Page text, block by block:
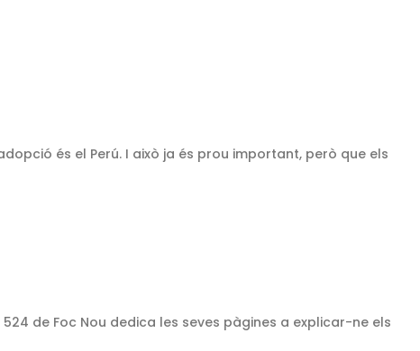
és el Perú. I això ja és prou important, però que els
de Foc Nou dedica les seves pàgines a explicar-ne els